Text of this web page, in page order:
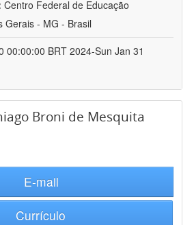
Centro Federal de Educação
Gerais - MG - Brasil
00:00:00 BRT 2024-Sun Jan 31
Broni de Mesquita
E-mail
Currículo